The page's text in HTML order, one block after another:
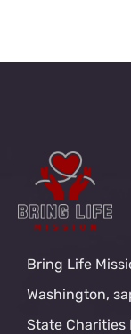
Bring Life
Washington,
State Charities